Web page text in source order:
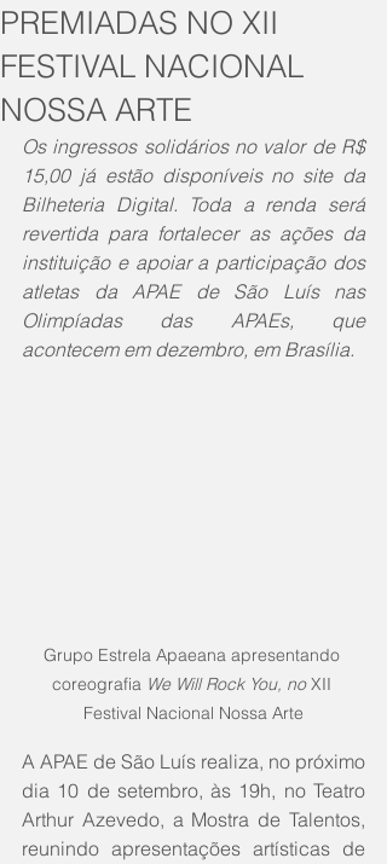
PREMIADAS NO XII
FESTIVAL NACIONAL
NOSSA ARTE
Os ingressos solidários no valor de R$
15,00 já estão disponíveis no site da
Bilheteria Digital. Toda a renda será
revertida para fortalecer as ações da
instituição e apoiar a participação dos
atletas da APAE de São Luís nas
Olimpíadas das APAEs, que
acontecem em dezembro, em Brasília.
Grupo Estrela Apaeana apresentando
coreografia We Will Rock You, no XII
Festival Nacional Nossa Arte
A APAE de São Luís realiza, no próximo
dia 10 de setembro, às 19h, no Teatro
Arthur Azevedo, a Mostra de Talentos,
reunindo apresentações artísticas de